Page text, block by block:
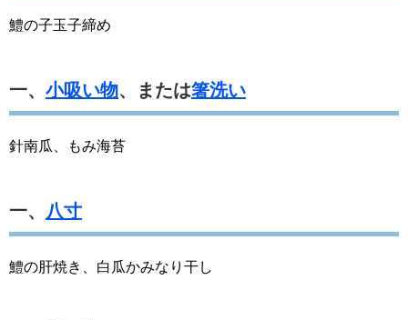
鱧の子玉子締め
一、 小吸い物、または箸洗い
針南瓜、もみ海苔
一、 八寸
鱧の肝焼き、白瓜かみなり干し